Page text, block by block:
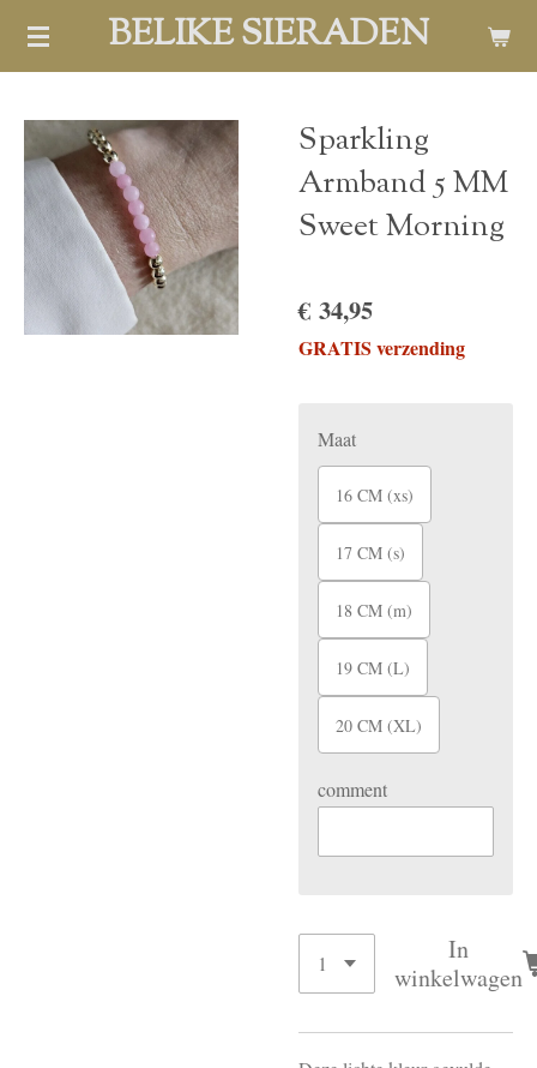
Ga
hoofdinhoud
BELIKE SIERADEN
Sparkling
Armband 5 MM
Sweet Morning
€ 34,95
GRATIS verzending
Maat
16 CM (xs)
17 CM (s)
18 CM (m)
19 CM (L)
20 CM (XL)
comment
In
winkelwagen